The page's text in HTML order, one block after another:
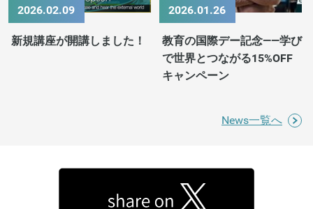
2026.02.09
新規講座が開講しました！
2026.01.26
教育の国際デー記念——学び
で世界とつながる15%OFF
キャンペーン
News一覧へ